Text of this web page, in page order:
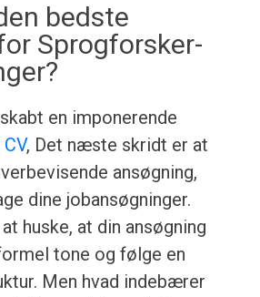
bedste
Sprogforsker-
en imponerende
, Det næste skridt er at
ansøgning,
dine jobansøgninger.
huske, at din ansøgning
tone og følge en
Men hvad indebærer